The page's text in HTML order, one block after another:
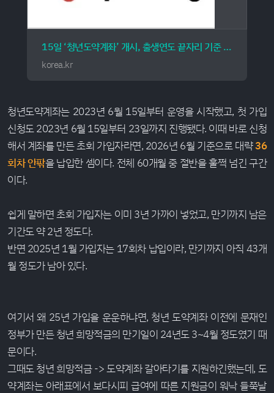
15일 ‘청년도약계좌’ 개시, 출생연도 끝자리 기준 5부제로 접수 중
korea.kr
청년도약계좌는 2023년 6월 15일부터 운영을 시작했고, 첫 가입
신청도 2023년 6월 15일부터 23일까지 진행됐다. 이때 바로 신청
해서 계좌를 만든 초회 가입자라면, 2026년 6월 기준으로 대략36
회차 안팎을 납입한 셈이다. 전체 60개월 중 절반을 훌쩍 넘긴 구간
이다.
쉽게 말하면 초회 가입자는 이미 3년 가까이 넣었고, 만기까지 남은
기간도 약 2년 정도다.
반면 2025년 1월 가입자는 17회차 납입이라, 만기까지 아직 43개
월 정도가 남아 있다.
여기서 왜 25년 가입을 운운하냐면, 청년 도약계좌 이전에 문재인
정부가 만든 청년 희망적금의 만기일이 24년도 3~4월 정도였기 때
문이다.
그때도 청년 희망적금 -> 도약계좌 갈아타기를 지원하긴했는데, 도
약계좌는 아래표에서 보다시피 급여에 따른 지원금이 워낙 들쭉날